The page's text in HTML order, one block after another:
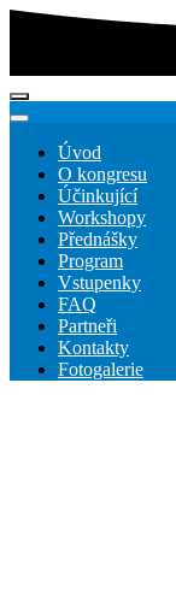
Úvod
O kongresu
Účinkující
Workshopy
Přednášky
Program
Vstupenky
FAQ
Partneři
Kontakty
Fotogalerie